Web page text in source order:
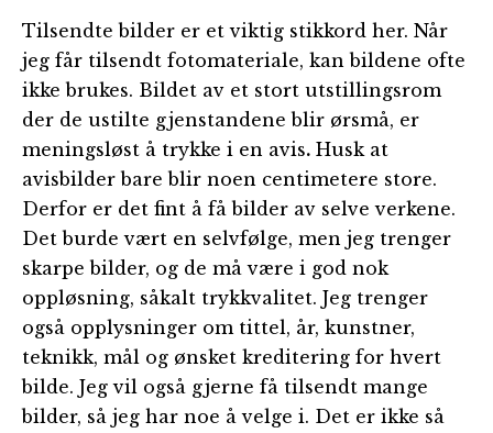
Tilsendte bilder er et viktig stikkord her. Når
jeg får tilsendt fotomateriale, kan bildene ofte
ikke brukes. Bildet av et stort utstillingsrom
der de ustilte gjenstandene blir ørsmå, er
meningsløst å trykke i en avis. Husk at
avisbilder bare blir noen centimetere store.
Derfor er det fint å få bilder av selve verkene.
Det burde vært en selvfølge, men jeg trenger
skarpe bilder, og de må være i god nok
oppløsning, såkalt trykkvalitet. Jeg trenger
også opplysninger om tittel, år, kunstner,
teknikk, mål og ønsket kreditering for hvert
bilde. Jeg vil også gjerne få tilsendt mange
bilder, så jeg har noe å velge i. Det er ikke så